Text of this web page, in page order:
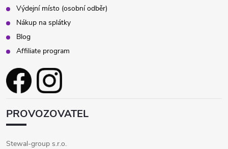
Výdejní místo (osobní odběr)
Nákup na splátky
Blog
Affiliate program
PROVOZOVATEL
Stewal-group s.r.o.